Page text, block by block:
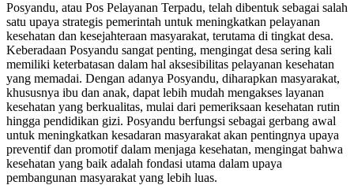
Posyandu, atau Pos Pelayanan Terpadu, telah dibentuk sebagai salah
satu upaya strategis pemerintah untuk meningkatkan pelayanan
kesehatan dan kesejahteraan masyarakat, terutama di tingkat desa.
Keberadaan Posyandu sangat penting, mengingat desa sering kali
memiliki keterbatasan dalam hal aksesibilitas pelayanan kesehatan
yang memadai. Dengan adanya Posyandu, diharapkan masyarakat,
khususnya ibu dan anak, dapat lebih mudah mengakses layanan
kesehatan yang berkualitas, mulai dari pemeriksaan kesehatan rutin
hingga pendidikan gizi. Posyandu berfungsi sebagai gerbang awal
untuk meningkatkan kesadaran masyarakat akan pentingnya upaya
preventif dan promotif dalam menjaga kesehatan, mengingat bahwa
kesehatan yang baik adalah fondasi utama dalam upaya
pembangunan masyarakat yang lebih luas.